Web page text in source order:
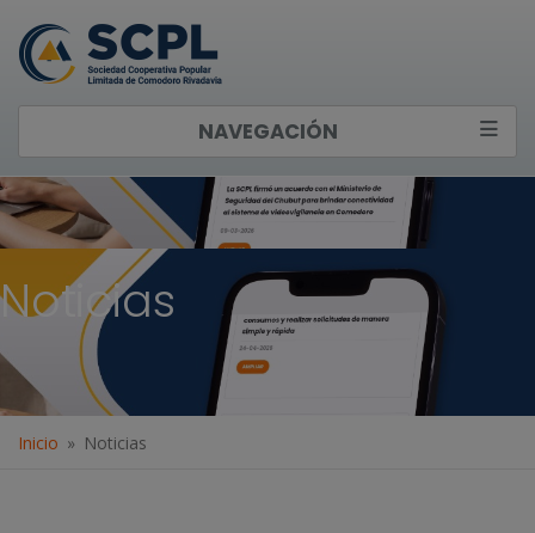
NAVEGACIÓN
Noticias
Inicio Noticias